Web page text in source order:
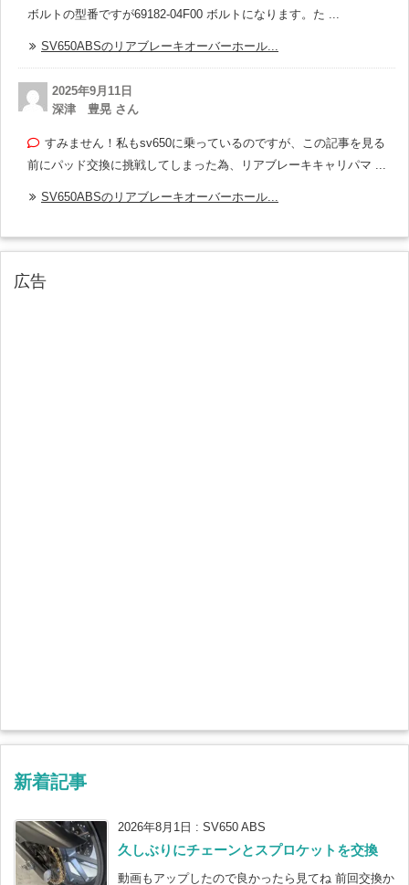
ボルトの型番ですが69182-04F00 ボルトになります。た ...
SV650ABSのリアブレーキオーバーホール...
2025年9月11日
深津 豊晃 さん
すみません！私もsv650に乗っているのですが、この記事を見る
前にパッド交換に挑戦してしまった為、リアブレーキキャリパマ ...
SV650ABSのリアブレーキオーバーホール...
広告
新着記事
2026年8月1日 : SV650 ABS
久しぶりにチェーンとスプロケットを交換
動画もアップしたので良かったら見てね 前回交換か